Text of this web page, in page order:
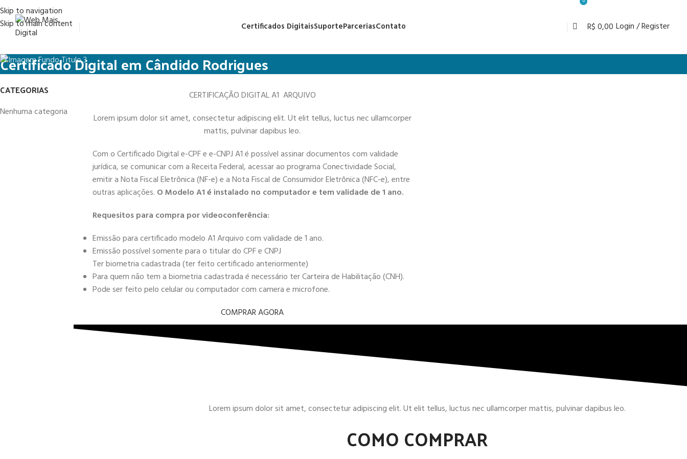
Skip to navigation
Skip to main content
Certificados DigitaisSuporteParceriasContato R$0,00 Login / Register
Certificado Digital em Cândido Rodrigues
CATEGORIAS
Nenhuma categoria
CERTIFICAÇÃO DIGITAL A1 ARQUIVO
Lorem ipsum dolor sit amet, consectetur adipiscing elit. Ut elit tellus, luctus nec ullamcorper
mattis, pulvinar dapibus leo.
Com o Certificado Digital e-CPF e e-CNPJ A1 é possível assinar documentos com validade
jurídica, se comunicar com a Receita Federal, acessar ao programa Conectividade Social,
emitir a Nota Fiscal Eletrônica (NF-e) e a Nota Fiscal de Consumidor Eletrônica (NFC-e), entre
outras aplicações. O Modelo A1 é instalado no computador e tem validade de 1 ano.
Requesitos para compra por videoconferência:
Emissão para certificado modelo A1 Arquivo com validade de 1 ano.
Emissão possível somente para o titular do CPF e CNPJ
Ter biometria cadastrada (ter feito certificado anteriormente)
Para quem não tem a biometria cadastrada é necessário ter Carteira de Habilitação (CNH).
Pode ser feito pelo celular ou computador com camera e microfone.
COMPRAR AGORA
Lorem ipsum dolor sit amet, consectetur adipiscing elit. Ut elit tellus, luctus nec ullamcorper mattis, pulvinar dapibus leo.
COMO COMPRAR